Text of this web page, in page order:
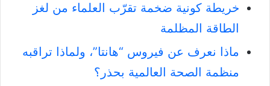
خريطة كونية ضخمة تقرّب العلماء من لغز
الطاقة المظلمة
ماذا نعرف عن فيروس “هانتا”، ولماذا تراقبه
منظمة الصحة العالمية بحذر؟